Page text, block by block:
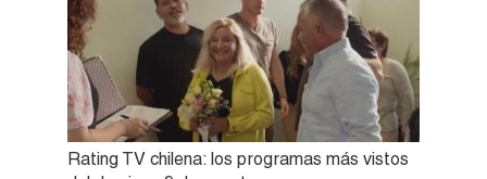
Rating TV chilena: los programas más vistos